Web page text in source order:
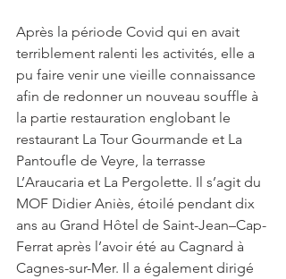
Après la période Covid qui en avait
terriblement ralenti les activités, elle a
pu faire venir une vieille connaissance
afin de redonner un nouveau souffle à
la partie restauration englobant le
restaurant La Tour Gourmande et La
Pantoufle de Veyre, la terrasse
L’Araucaria et La Pergolette. Il s’agit du
MOF Didier Aniès, étoilé pendant dix
ans au Grand Hôtel de Saint-Jean–Cap-
Ferrat après l’avoir été au Cagnard à
Cagnes-sur-Mer. Il a également dirigé